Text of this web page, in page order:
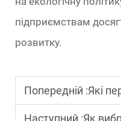
підприємствам
розвитку.
Попередній :Які переваги
Наступний :Як вибрати